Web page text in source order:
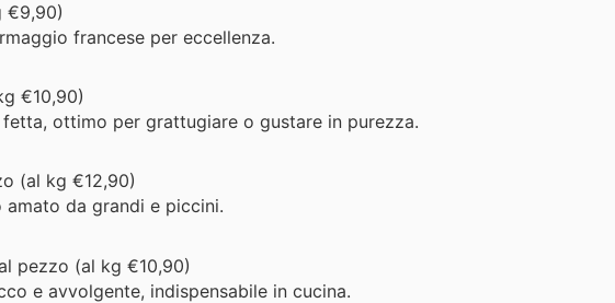
€9,90)
francese per eccellenza.
€10,90)
ottimo per grattugiare o gustare in purezza.
(al kg €12,90)
da grandi e piccini.
pezzo (al kg €10,90)
e avvolgente, indispensabile in cucina.